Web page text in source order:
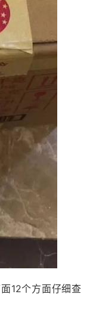
12个方面仔细查